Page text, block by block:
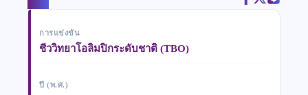
การแข่งขัน
ชีววิทยาโอลิมปิกระดับชาติ (TBO)
ปี (พ.ศ.)